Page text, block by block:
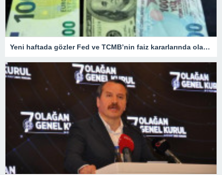
Yeni haftada gözler Fed ve TCMB’nin faiz kararlarında olacak